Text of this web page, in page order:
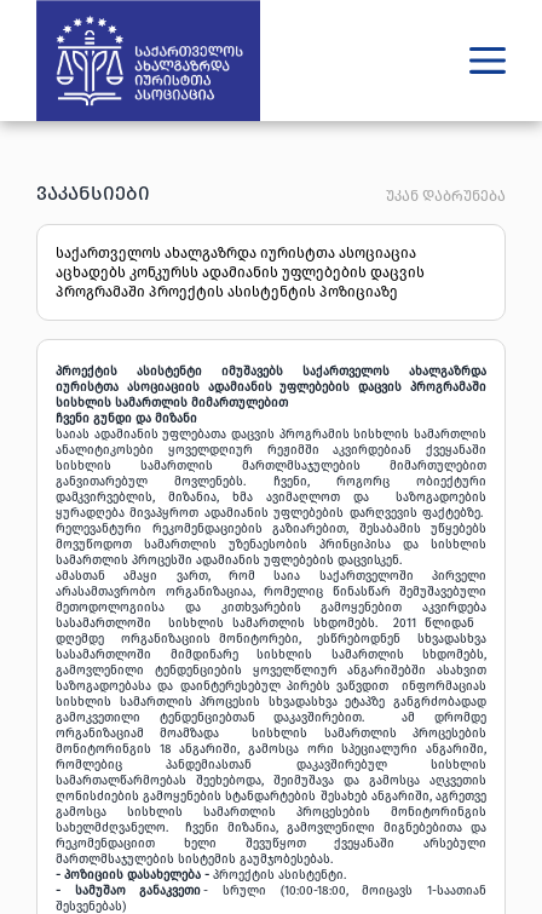
უახლესი
მედია
იურიდული დახმარება
GEEN
ვაკანსიები
საქართველოს ახალგაზრდა იურისტთა ასოციაცია
აცხადებს კონკურსს ადამიანის უფლებების დაცვის
პროგრამაში პროექტის ასისტენტის პოზიციაზე
პროექტის ასისტენტი იმუშავებს საქართველოს ახალგაზრდა
იურისტთა ასოციაციის ადამიანის უფლებების დაცვის პროგრამაში
სისხლის სამართლის მიმართულებით
ჩვენი გუნდი და მიზანი
საიას ადამიანის უფლებათა დაცვის პროგრამის სისხლის სამართლის
ანალიტიკოსები ყოველდღიურ რეჟიმში აკვირდებიან ქვეყანაში
სისხლის სამართლის მართლმსაჯულების მიმართულებით
განვითარებულ მოვლენებს. ჩვენი, როგორც ობიექტური
დამკვირვებლის, მიზანია, ხმა ავიმაღლოთ და საზოგადოების
ყურადღება მივაპყროთ ადამიანის უფლებების დარღვევის ფაქტებზე.
რელევანტური რეკომენდაციების გაზიარებით, შესაბამის უწყებებს
მოვუწოდოთ სამართლის უზენაესობის პრინციპისა და სისხლის
სამართლის პროცესში ადამიანის უფლებების დაცვისკენ.
ამასთან ამაყი ვართ, რომ საია საქართველოში პირველი
არასამთავრობო ორგანიზაციაა, რომელიც წინასწარ შემუშავებული
მეთოდოლოგიისა და კითხვარების გამოყენებით აკვირდება
სასამართლოში სისხლის სამართლის სხდომებს. 2011 წლიდან
დღემდე ორგანიზაციის მონიტორები, ესწრებოდნენ სხვადასხვა
სასამართლოში მიმდინარე სისხლის სამართლის სხდომებს,
გამოვლენილი ტენდენციების ყოველწლიურ ანგარიშებში ასახვით
საზოგადოებასა და დაინტერესებულ პირებს ვაწვდით ინფორმაციას
სისხლის სამართლის პროცესის სხვადასხვა ეტაპზე განგრძობადად
გამოკვეთილი ტენდენციებთან დაკავშირებით. ამ დრომდე
ორგანიზაციამ მოამზადა სისხლის სამართლის პროცესების
მონიტორინგის 18 ანგარიში, გამოსცა ორი სპეციალური ანგარიში,
რომლებიც პანდემიასთან დაკავშირებულ სისხლის
სამართალწარმოებას შეეხებოდა, შეიმუშავა და გამოსცა აღკვეთის
ღონისძიების გამოყენების სტანდარტების შესახებ ანგარიში, აგრეთვე
გამოსცა სისხლის სამართლის პროცესების მონიტორინგის
სახელმძღვანელო. ჩვენი მიზანია, გამოვლენილი მიგნებებითა და
რეკომენდაციით ხელი შევუწყოთ ქვეყანაში არსებული
მართლმსაჯულების სისტემის გაუმჯობესებას.
- პოზიციის დასახელება - პროექტის ასისტენტი.
- სამუშაო განაკვეთი- სრული (10:00-18:00, მოიცავს 1-საათიან
შესვენებას)
უკან დაბრუნება